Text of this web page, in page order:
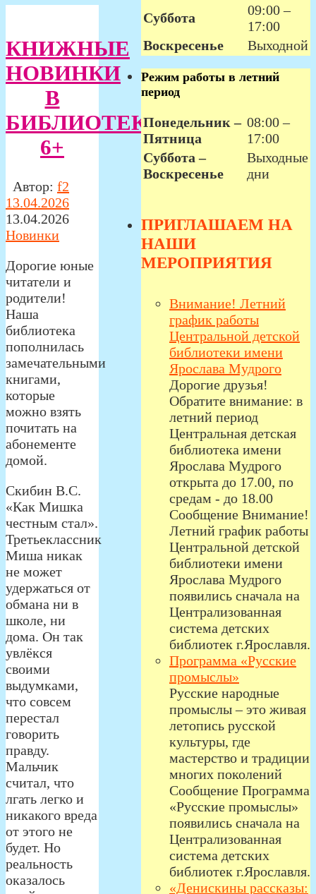
КНИЖНЫЕ
НОВИНКИ
В
БИБЛИОТЕКЕ
6+
Автор: f2
13.04.2026
13.04.2026
Новинки
Дорогие юные
читатели и
родители!
Наша
библиотека
пополнилась
замечательными
книгами,
которые
можно взять
почитать на
абонементе
домой.
Скибин В.С.
«Как Мишка
честным стал».
Третьеклассник
Миша никак
не может
удержаться от
обмана ни в
школе, ни
дома. Он так
увлёкся
своими
выдумками,
что совсем
перестал
говорить
правду.
Мальчик
считал, что
лгать легко и
никакого вреда
от этого не
будет. Но
реальность
оказалось
Суббота
09:00 –
17:00
Воскресенье
Выходной
Режим работы в летний
период
Понедельник –
Пятница
08:00 –
17:00
Суббота –
Воскресенье
Выходные
дни
ПРИГЛАШАЕМ НА
НАШИ
МЕРОПРИЯТИЯ
Внимание! Летний
график работы
Центральной детской
библиотеки имени
Ярослава Мудрого
Дорогие друзья!
Обратите внимание: в
летний период
Центральная детская
библиотека имени
Ярослава Мудрого
открыта до 17.00, по
средам - до 18.00
Сообщение Внимание!
Летний график работы
Центральной детской
библиотеки имени
Ярослава Мудрого
появились сначала на
Централизованная
система детских
библиотек г.Ярославля.
Программа «Русские
промыслы»
Русские народные
промыслы – это живая
летопись русской
культуры, где
мастерство и традиции
многих поколений
Сообщение Программа
«Русские промыслы»
появились сначала на
Централизованная
система детских
библиотек г.Ярославля.
«Денискины рассказы: